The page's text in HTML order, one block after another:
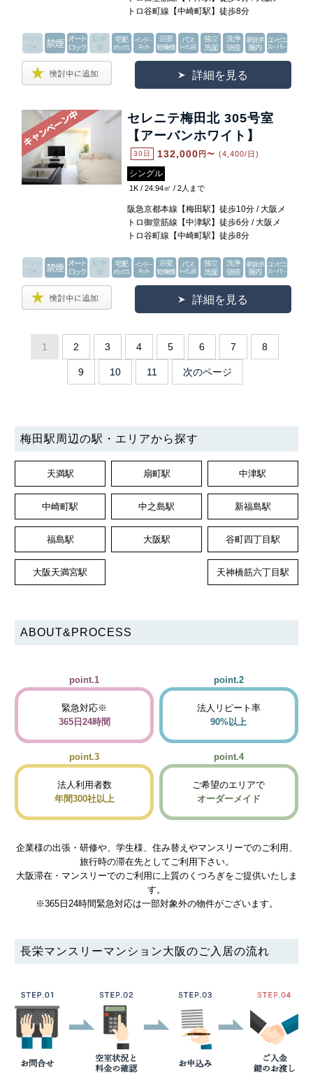
トロ谷町線【中崎町駅】徒歩8分
詳細を見る
セレニテ梅田北 305号室
【アーバンホワイト】
30日 132,000 円〜 (4,400/日)
シングル
1K / 24.94㎡ / 2人まで
阪急京都本線【梅田駅】徒歩10分 / 大阪メ
トロ御堂筋線【中津駅】徒歩6分 / 大阪メ
トロ谷町線【中崎町駅】徒歩8分
詳細を見る
1 2 3 4 5 6 7 8
9 10 11 次のページ
梅田駅周辺の駅・エリアから探す
天満駅 扇町駅 中津駅
中崎町駅 中之島駅 新福島駅
福島駅 大阪駅 谷町四丁目駅
大阪天満宮駅 天神橋筋六丁目駅
ABOUT&PROCESS
point.1
緊急対応※
365日24時間
point.2
法人リピート率
90%以上
point.3
法人利用者数
年間300社以上
point.4
ご希望のエリアで
オーダーメイド
企業様の出張・研修や、学生様、住み替えやマンスリーでのご利用、
旅行時の滞在先としてご利用下さい。
大阪滞在・マンスリーでのご利用に上質のくつろぎをご提供いたしま
す。
※365日24時間緊急対応は一部対象外の物件がございます。
長栄マンスリーマンション大阪のご入居の流れ